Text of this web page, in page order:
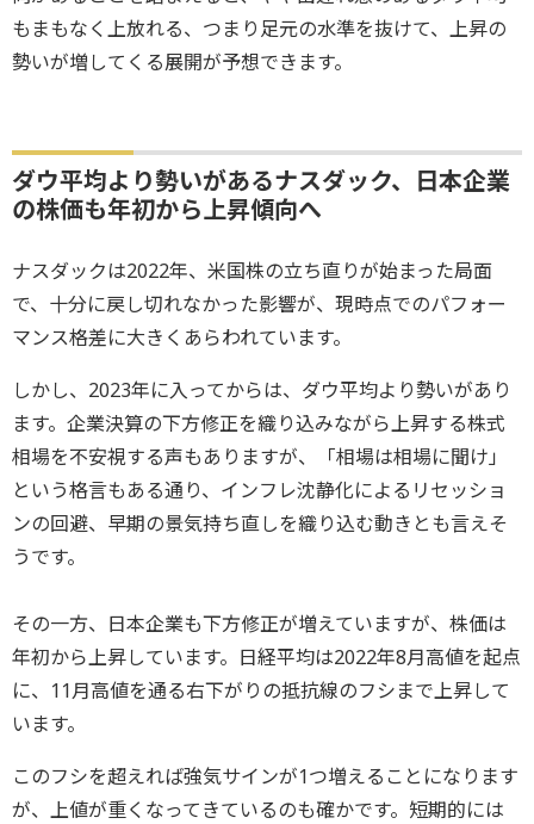
もまもなく上放れる、つまり足元の水準を抜けて、上昇の
勢いが増してくる展開が予想できます。
ダウ平均より勢いがあるナスダック、日本企業
の株価も年初から上昇傾向へ
ナスダックは2022年、米国株の立ち直りが始まった局面
で、十分に戻し切れなかった影響が、現時点でのパフォー
マンス格差に大きくあらわれています。
しかし、2023年に入ってからは、ダウ平均より勢いがあり
ます。企業決算の下方修正を織り込みながら上昇する株式
相場を不安視する声もありますが、「相場は相場に聞け」
という格言もある通り、インフレ沈静化によるリセッショ
ンの回避、早期の景気持ち直しを織り込む動きとも言えそ
うです。
その一方、日本企業も下方修正が増えていますが、株価は
年初から上昇しています。日経平均は2022年8月高値を起点
に、11月高値を通る右下がりの抵抗線のフシまで上昇して
います。
このフシを超えれば強気サインが1つ増えることになります
が、上値が重くなってきているのも確かです。短期的には